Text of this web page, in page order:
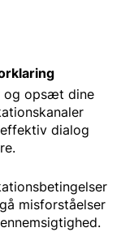
og opsæt dine
dialog
misforståelser